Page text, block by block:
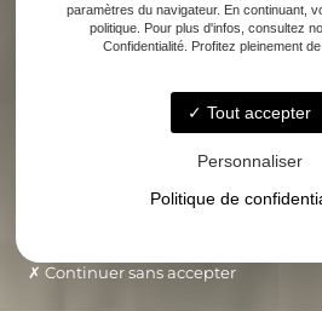
paramètres du navigateur. En continuant,
politique. Pour plus d'infos, consultez
Confidentialité. Profitez pleinement
Tout accepter
Personnaliser
Politique de
Continuer sans accepter